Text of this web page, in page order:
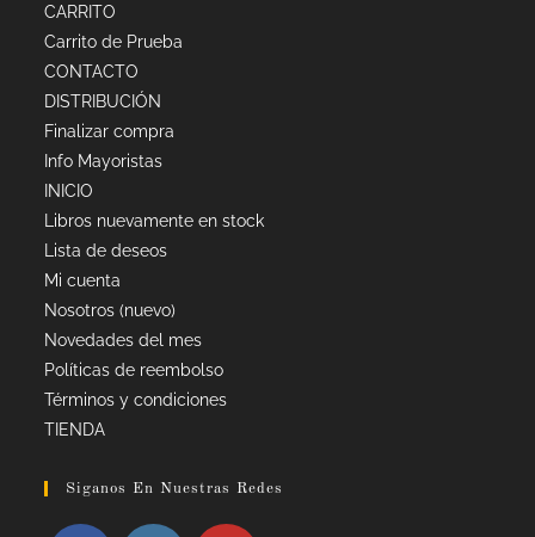
CARRITO
Carrito de Prueba
CONTACTO
DISTRIBUCIÓN
Finalizar compra
Info Mayoristas
INICIO
Libros nuevamente en stock
Lista de deseos
Mi cuenta
Nosotros (nuevo)
Novedades del mes
Políticas de reembolso
Términos y condiciones
TIENDA
Siganos En Nuestras Redes